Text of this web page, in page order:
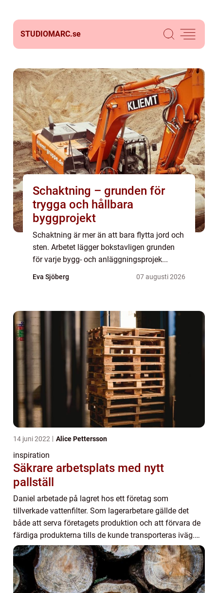
STUDIOMARC.se
Schaktning – grunden för
trygga och hållbara
byggprojekt
Schaktning är mer än att bara flytta jord och
sten. Arbetet lägger bokstavligen grunden
för varje bygg- och anläggningsprojek...
Eva Sjöberg 07 augusti 2026
14 juni 2022 Alice Pettersson
inspiration
Säkrare arbetsplats med nytt
pallställ
Daniel arbetade på lagret hos ett företag som
tillverkade vattenfilter. Som lagerarbetare gällde det
både att serva företagets produktion och att förvara de
färdiga produkterna tills de kunde transporteras iväg.
Lagret hade ett område för de material...